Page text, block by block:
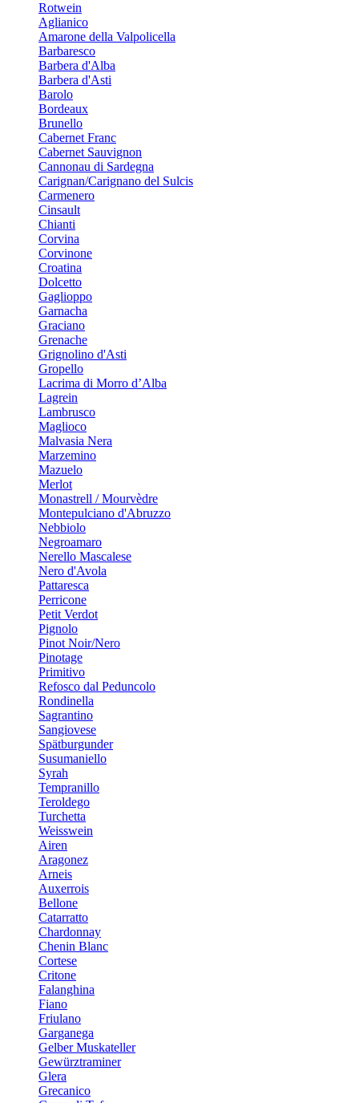
Rotwein
Aglianico
Amarone della Valpolicella
Barbaresco
Barbera d'Alba
Barbera d'Asti
Barolo
Bordeaux
Brunello
Cabernet Franc
Cabernet Sauvignon
Cannonau di Sardegna
Carignan/Carignano del Sulcis
Carmenero
Cinsault
Chianti
Corvina
Corvinone
Croatina
Dolcetto
Gaglioppo
Garnacha
Graciano
Grenache
Grignolino d'Asti
Gropello
Lacrima di Morro d’Alba
Lagrein
Lambrusco
Maglioco
Malvasia Nera
Marzemino
Mazuelo
Merlot
Monastrell / Mourvèdre
Montepulciano d'Abruzzo
Nebbiolo
Negroamaro
Nerello Mascalese
Nero d'Avola
Pattaresca
Perricone
Petit Verdot
Pignolo
Pinot Noir/Nero
Pinotage
Primitivo
Refosco dal Peduncolo
Rondinella
Sagrantino
Sangiovese
Spätburgunder
Susumaniello
Syrah
Tempranillo
Teroldego
Turchetta
Weisswein
Airen
Aragonez
Arneis
Auxerrois
Bellone
Catarratto
Chardonnay
Chenin Blanc
Cortese
Critone
Falanghina
Fiano
Friulano
Garganega
Gelber Muskateller
Gewürztraminer
Glera
Grecanico